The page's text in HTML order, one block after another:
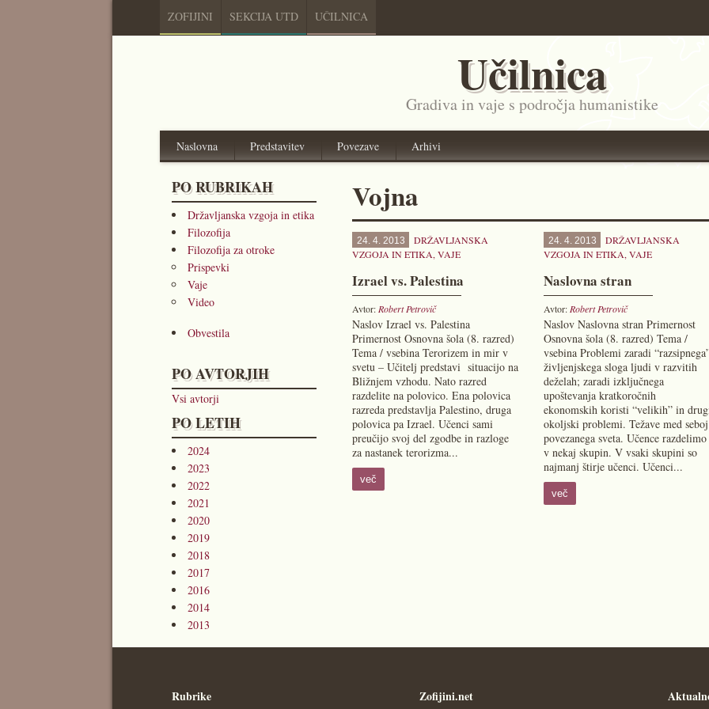
ZOFIJINI SEKCIJA UTD UČILNICA
Učilnica
Gradiva in vaje s področja humanistike
Naslovna Predstavitev Povezave Arhivi
PO RUBRIKAH
Državljanska vzgoja in etika
Filozofija
Filozofija za otroke
Prispevki
Vaje
Video
Obvestila
PO AVTORJIH
Vsi avtorji
PO LETIH
2024
2023
2022
2021
2020
2019
2018
2017
2016
2014
2013
Vojna
24. 4. 2013
DRŽAVLJANSKA
VZGOJA IN ETIKA, VAJE
Izrael vs. Palestina
Avtor: Robert Petrovič
Naslov Izrael vs. Palestina
Primernost Osnovna šola (8. razred)
Tema / vsebina Terorizem in mir v
svetu – Učitelj predstavi situacijo na
Bližnjem vzhodu. Nato razred
razdelite na polovico. Ena polovica
razreda predstavlja Palestino, druga
polovica pa Izrael. Učenci sami
preučijo svoj del zgodbe in razloge
za nastanek terorizma...
več
24. 4. 2013
DRŽAVLJANSKA
VZGOJA IN ETIKA, VAJE
Naslovna stran
Avtor: Robert Petrovič
Naslov Naslovna stran Primernost
Osnovna šola (8. razred) Tema /
vsebina Problemi zaradi
življenjskega sloga ljudi v razvitih
deželah; zaradi izključnega
upoštevanja kratkoročnih
ekonomskih koristi “velikih” in
okoljski problemi. Težave med seboj
povezanega sveta. Učence razdelimo
v nekaj skupin. V vsaki skupini so
najmanj štirje učenci. Učenci...
več
Rubrike Zofijini.net